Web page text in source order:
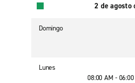
2 de agosto
Domingo
Lunes
08:00 AM -